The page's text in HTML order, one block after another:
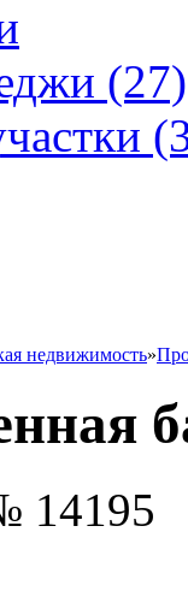
(27)
недвижимость»
14195